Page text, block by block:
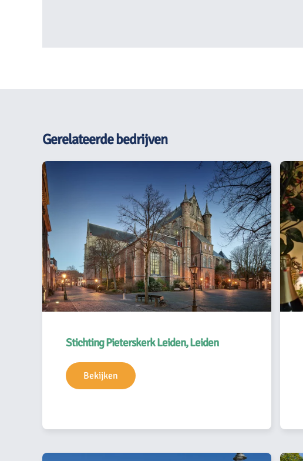
Gerelateerde bedrijven
Stichting Pieterskerk Leiden, Leiden
Bekijken